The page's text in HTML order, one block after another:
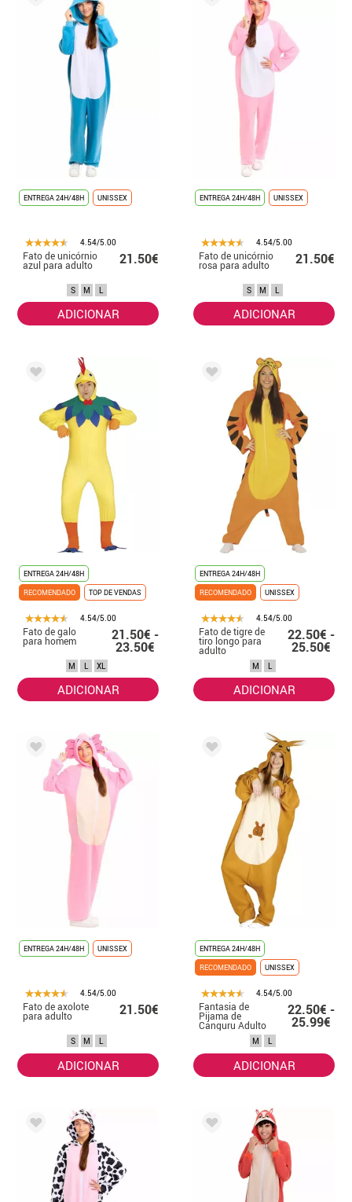
ENTREGA 24H/48H UNISSEX
4.54/5.00
Fato de unicórnio
azul para adulto 21.50€
S M L
ADICIONAR
ENTREGA 24H/48H UNISSEX
4.54/5.00
Fato de unicórnio
rosa para adulto 21.50€
S M L
ADICIONAR
ENTREGA 24H/48H
RECOMENDADO
TOP DE VENDAS
4.54/5.00
Fato de galo
para homem 21.50€ -
23.50€
M L XL
ADICIONAR
ENTREGA 24H/48H
RECOMENDADO
UNISSEX
4.54/5.00
Fato de tigre de
tiro longo para
adulto
22.50€ -
25.50€
M L
ADICIONAR
ENTREGA 24H/48H UNISSEX
4.54/5.00
Fato de axolote
para adulto 21.50€
S M L
ADICIONAR
ENTREGA 24H/48H
RECOMENDADO
UNISSEX
4.54/5.00
Fantasia de
Pijama de
Canguru Adulto
22.50€ -
25.99€
M L
ADICIONAR